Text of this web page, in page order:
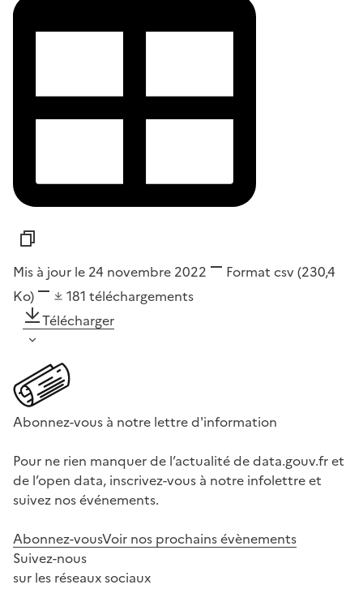
Mis à jour le 24 novembre 2022 Format csv(230,4
Ko)
181 téléchargements
Télécharger
Abonnez-vous à notre lettre d'information
Pour ne rien manquer de l’actualité de data.gouv.fr et
de l’open data, inscrivez-vous à notre infolettre et
suivez nos événements.
Abonnez-vousVoir nos prochains évènements
Suivez-nous
sur les réseaux sociaux